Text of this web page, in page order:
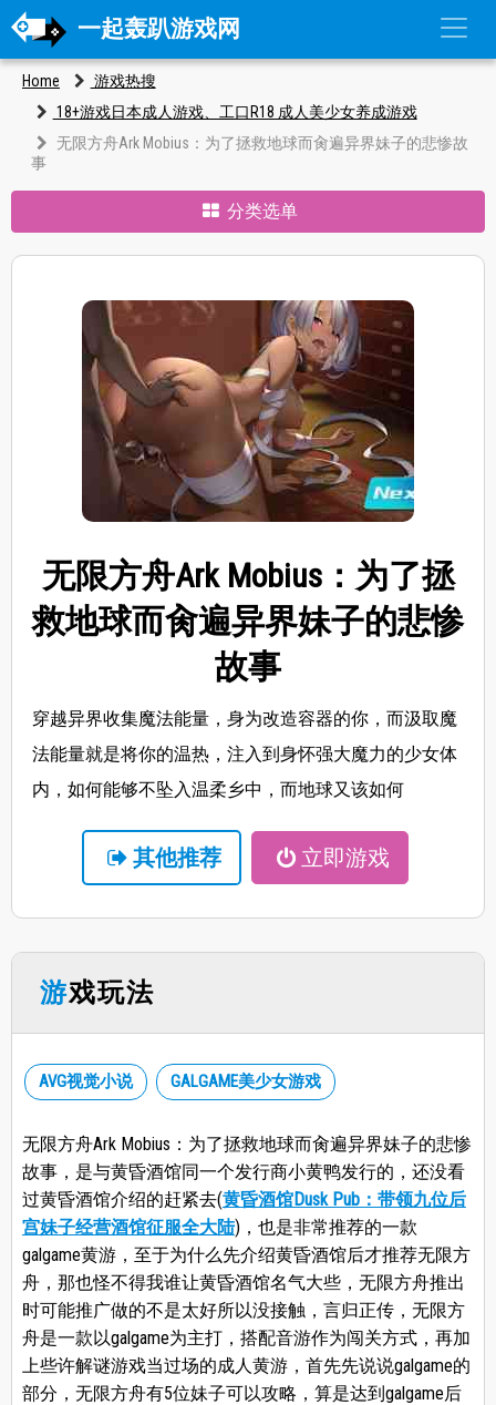
一起轰趴游戏网
Home
游戏热搜
18+游戏日本成人游戏、工口R18 成人美少女养成游戏
无限方舟Ark Mobius：为了拯救地球而肏遍异界妹子的悲惨故
事
分类选单
无限方舟Ark Mobius：为了拯
救地球而肏遍异界妹子的悲惨
故事
穿越异界收集魔法能量，身为改造容器的你，而汲取魔
法能量就是将你的温热，注入到身怀强大魔力的少女体
内，如何能够不坠入温柔乡中，而地球又该如何
其他推荐 立即游戏
游戏玩法
AVG视觉小说 GALGAME美少女游戏
无限方舟Ark Mobius：为了拯救地球而肏遍异界妹子的悲惨
故事，是与黄昏酒馆同一个发行商小黄鸭发行的，还没看
过黄昏酒馆介绍的赶紧去(黄昏酒馆Dusk Pub：带领九位后
宫妹子经营酒馆征服全大陆)，也是非常推荐的一款
galgame黄游，至于为什么先介绍黄昏酒馆后才推荐无限方
舟，那也怪不得我谁让黄昏酒馆名气大些，无限方舟推出
时可能推广做的不是太好所以没接触，言归正传，无限方
舟是一款以galgame为主打，搭配音游作为闯关方式，再加
上些许解谜游戏当过场的成人黄游，首先先说说galgame的
部分，无限方舟有5位妹子可以攻略，算是达到galgame后